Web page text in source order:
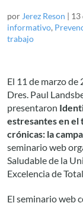
por Jerez Reson | 13
informativo,
trabajo
El 11 de marzo
Dres. Paul
presentaron
estresantes en el
crónicas: la
seminario web
Saludable de la
Excelencia de
El seminario web